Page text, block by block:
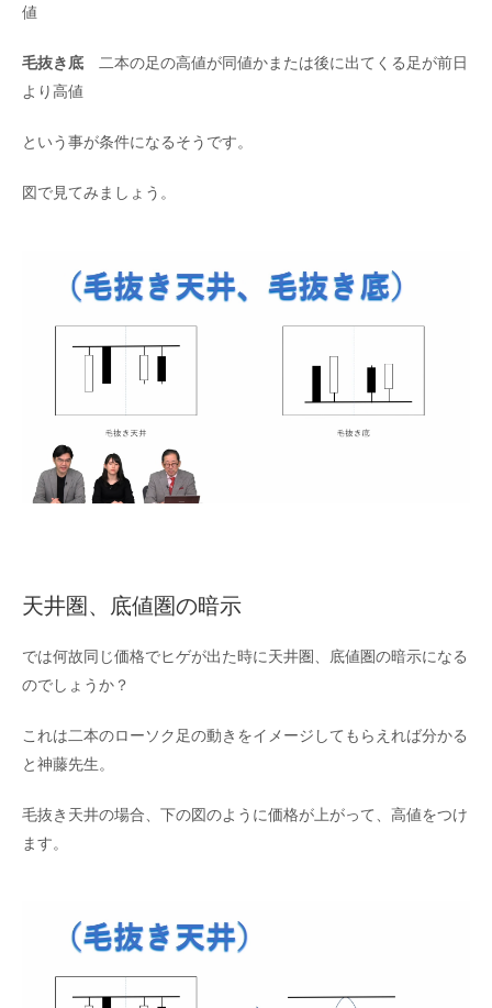
値
毛抜き底 二本の足の高値が同値かまたは後に出てくる足が前日
より高値
という事が条件になるそうです。
図で見てみましょう。
天井圏、底値圏の暗示
では何故同じ価格でヒゲが出た時に天井圏、底値圏の暗示になる
のでしょうか？
これは二本のローソク足の動きをイメージしてもらえれば分かる
と神藤先生。
毛抜き天井の場合、下の図のように価格が上がって、高値をつけ
ます。